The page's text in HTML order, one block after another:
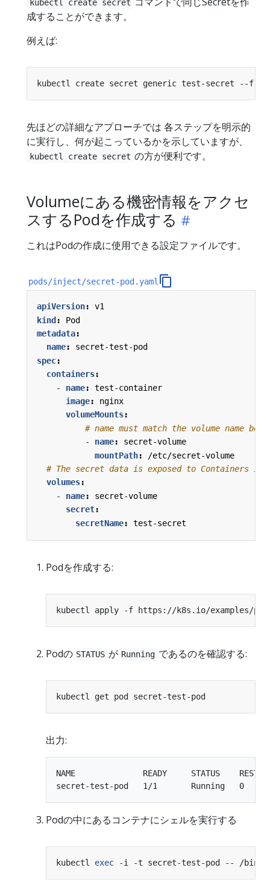
kubectl create secret
成することができます。
例えば:
kubectl create secret generic test-secret --
先ほどの詳細なアプローチでは 各ステップを明示的
に実行し、何が起こっているかを示していますが、
kubectl create secret の方が便利です。
Volumeにある機密情報をアクセ
スするPodを作成する
これはPodの作成に使用できる設定ファイルです。
pods/inject/secret-pod.yaml
apiVersion:
v1
kind :
Pod
metadata:
name:
secret-test-pod
spec:
containers:
- name:
test-container
image:
nginx
volumeMounts:
# name must match the volume name
- name:
secret-volume
mountPath:
/etc/secret-volume
# The secret data is exposed to Containers in
volumes:
- name:
secret-volume
secret:
secretName: test-secret
Podを作成する:
Podの STATUS が Running であるのを確認する:
出力:
NAME              READY     STATUS
Podの中にあるコンテナにシェルを実行する
kubectl exec